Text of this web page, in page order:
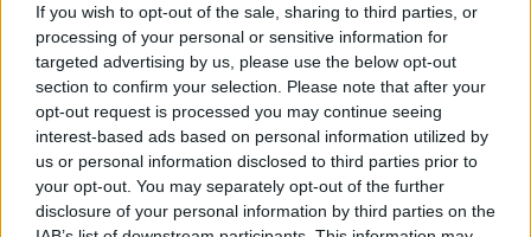
If you wish to opt-out of the sale, sharing to third parties, or
processing of your personal or sensitive information for
targeted advertising by us, please use the below opt-out
section to confirm your selection. Please note that after your
opt-out request is processed you may continue seeing
interest-based ads based on personal information utilized by
us or personal information disclosed to third parties prior to
your opt-out. You may separately opt-out of the further
disclosure of your personal information by third parties on the
I capoluoghi
Massasi confrontano il sindaco uscenteFrancesco Persiani
(35,42% al primo turno, coalizione formata da Francesco Persiani
sindaco, Lega, Forza Italia, Amici Apuani) e il candidato del
Enzo Romolo Ricci
(29,95% al primo turno,
coalizione formata da Pd, Massa è un'altra cosa, Per Massa,
Alleanza Verdi Sinistra.